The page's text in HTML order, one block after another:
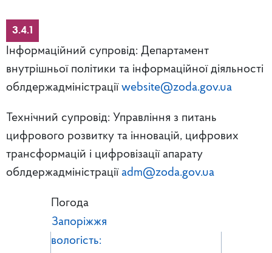
3.4.1
Інформаційний супровід: Департамент
внутрішньої політики та інформаційної діяльності
облдержадміністрації website@zoda.gov.ua
Технічний супровід: Управління з питань
цифрового розвитку та інновацій, цифрових
трансформацій і цифровізації апарату
облдержадміністрації adm@zoda.gov.ua
Погода
Запоріжжя
вологість: